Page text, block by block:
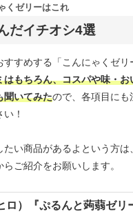
だイチオシ4選
くゼリーはこれ
すすめする「こんにゃくゼリ
はもちろん、コスパや味・お
聞いてみたので、各項目にも
！
たい商品があるよという方は
ご紹介をお願いします。
ロ）『ぷるんと蒟蒻ゼリ